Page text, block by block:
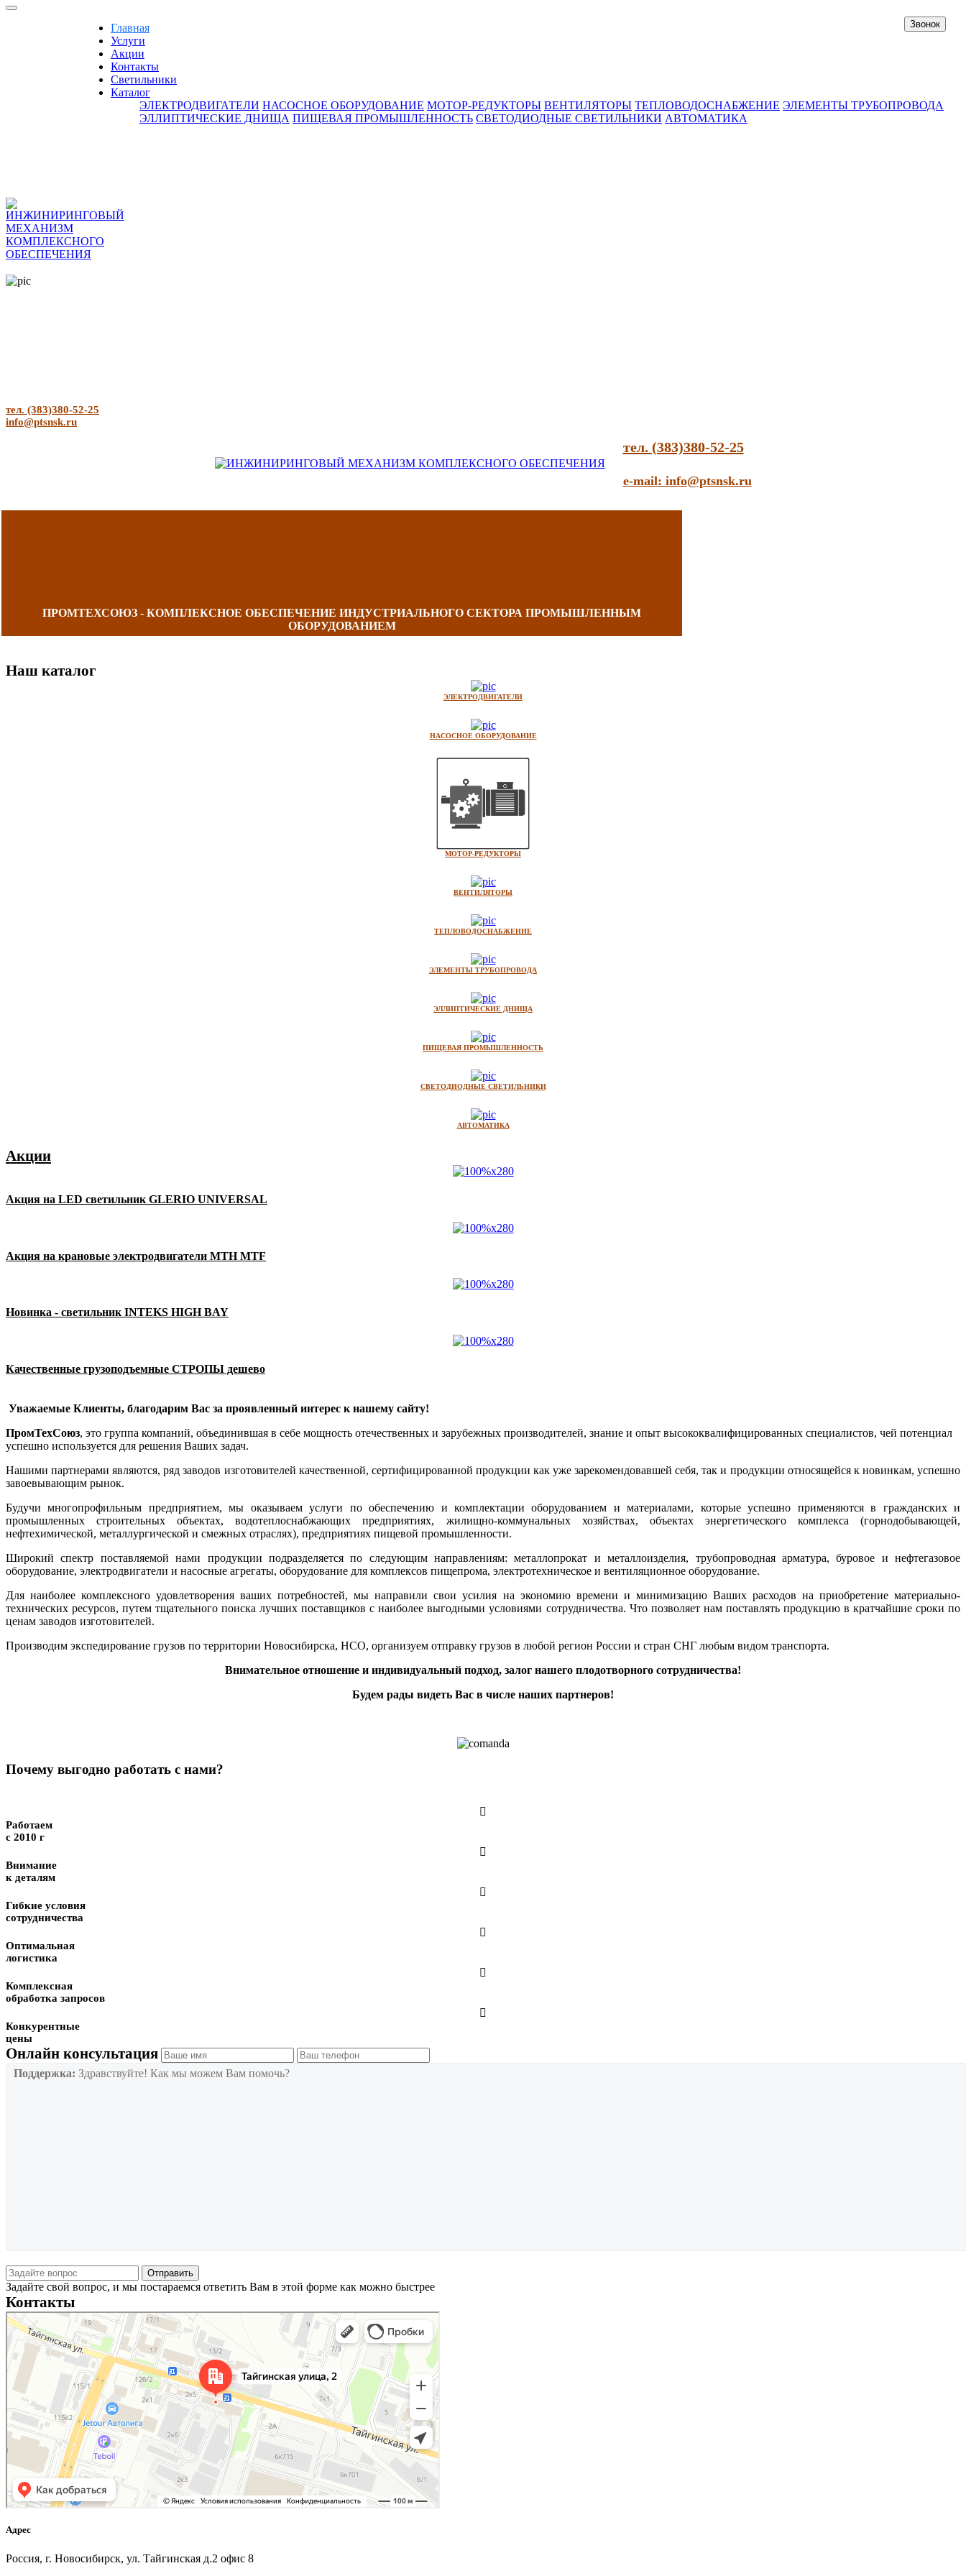
Главная
Услуги
Акции
Контакты
Светильники
Каталог
ЭЛЕКТРОДВИГАТЕЛИ НАСОСНОЕ ОБОРУДОВАНИЕ МОТОР-РЕДУКТОРЫ ВЕНТИЛЯТОРЫ ТЕПЛОВОДОСНАБЖЕНИЕ ЭЛЕМЕНТЫ ТРУБОПРОВОДА
ЭЛЛИПТИЧЕСКИЕ ДНИЩА ПИЩЕВАЯ ПРОМЫШЛЕННОСТЬ СВЕТОДИОДНЫЕ СВЕТИЛЬНИКИ АВТОМАТИКА
Звонок
тел. (383)380-52-25
info@ptsnsk.ru
тел. (383)380-52-25
e-mail: info@ptsnsk.ru
ПРОМТЕХСОЮЗ - КОМПЛЕКСНОЕ ОБЕСПЕЧЕНИЕ ИНДУСТРИАЛЬНОГО СЕКТОРА ПРОМЫШЛЕННЫМ
ОБОРУДОВАНИЕМ
Наш каталог
ЭЛЕКТРОДВИГАТЕЛИ
НАСОСНОЕ ОБОРУДОВАНИЕ
МОТОР-РЕДУКТОРЫ
ВЕНТИЛЯТОРЫ
ТЕПЛОВОДОСНАБЖЕНИЕ
ЭЛЕМЕНТЫ ТРУБОПРОВОДА
ЭЛЛИПТИЧЕСКИЕ ДНИЩА
ПИЩЕВАЯ ПРОМЫШЛЕННОСТЬ
СВЕТОДИОДНЫЕ СВЕТИЛЬНИКИ
АВТОМАТИКА
Акции
Акция на LED светильник GLERIO UNIVERSAL
Акция на крановые электродвигатели MTH MTF
Новинка - светильник INTEKS HIGH BAY
Качественные грузоподъемные СТРОПЫ дешево
Уважаемые Клиенты, благодарим Вас за проявленный интерес к нашему сайту!
ПромТехСоюз, это группа компаний, объединившая в себе мощность отечественных и зарубежных производителей, знание и опыт высококвалифицированных специалистов, чей потенциал
успешно используется для решения Ваших задач.
Нашими партнерами являются, ряд заводов изготовителей качественной, сертифицированной продукции как уже зарекомендовавшей себя, так и продукции относящейся к новинкам, успешно
завоевывающим рынок.
Будучи многопрофильным предприятием, мы оказываем услуги по обеспечению и комплектации оборудованием и материалами, которые успешно применяются в гражданских и
промышленных строительных объектах, водотеплоснабжающих предприятиях, жилищно-коммунальных хозяйствах, объектах энергетического комплекса (горнодобывающей,
нефтехимической, металлургической и смежных отраслях), предприятиях пищевой промышленности.
Широкий спектр поставляемой нами продукции подразделяется по следующим направлениям: металлопрокат и металлоизделия, трубопроводная арматура, буровое и нефтегазовое
оборудование, электродвигатели и насосные агрегаты, оборудование для комплексов пищепрома, электротехническое и вентиляционное оборудование.
Для наиболее комплексного удовлетворения ваших потребностей, мы направили свои усилия на экономию времени и минимизацию Ваших расходов на приобретение материально-
технических ресурсов, путем тщательного поиска лучших поставщиков с наиболее выгодными условиями сотрудничества. Что позволяет нам поставлять продукцию в кратчайшие сроки по
ценам заводов изготовителей.
Производим экспедирование грузов по территории Новосибирска, НСО, организуем отправку грузов в любой регион России и стран СНГ любым видом транспорта.
Внимательное отношение и индивидуальный подход, залог нашего плодотворного сотрудничества!
Будем рады видеть Вас в числе наших партнеров!
Почему выгодно работать с нами?

Работаем
с 2010 г

Внимание
к деталям

Гибкие условия
сотрудничества

Оптимальная
логистика

Комплексная
обработка запросов

Конкурентные
цены
Онлайн консультация
Поддержка: Здравствуйте! Как мы можем Вам помочь?
Задайте свой вопрос, и мы постараемся ответить Вам в этой форме как можно быстрее
Контакты
Новосибирск
Тайгинская улица, 2 на карте Новосибирска — Яндекс Карты
Адрес
Россия, г. Новосибирск, ул. Тайгинская д.2 офис 8